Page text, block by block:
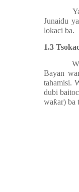
Junaidu
lokaci ba.
1.3
Bayan
tahamisi.
dubi
waƙar) ba